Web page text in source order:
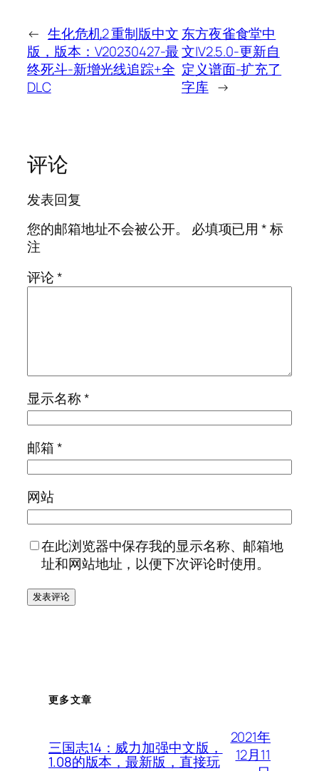
← 生化危机2 重制版中文
版，版本：V20230427-最
终死斗-新增光线追踪+全
DLC
东方夜雀食堂中
文|V2.5.0-更新自
定义谱面-扩充了
字库 →
评论
发表回复
您的邮箱地址不会被公开。
必填项已用*标
注
评论*
显示名称*
邮箱*
网站
在此浏览器中保存我的显示名称、邮箱地
址和网站地址，以便下次评论时使用。
更多文章
三国志14：威力加强中文版，
1.08的版本，最新版，直接玩
2021年
12月11